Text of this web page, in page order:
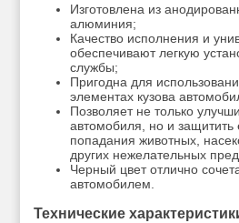
Изготовлена из
алюминия;
Качество исполнения и
обеспечивают легкую
службы;
Пригодна для
элементах кузова
Позволяет не только
автомобиля, но и защитить
попадания животных,
других нежелательных
Черный цвет отлично
автомобилем.
Технические